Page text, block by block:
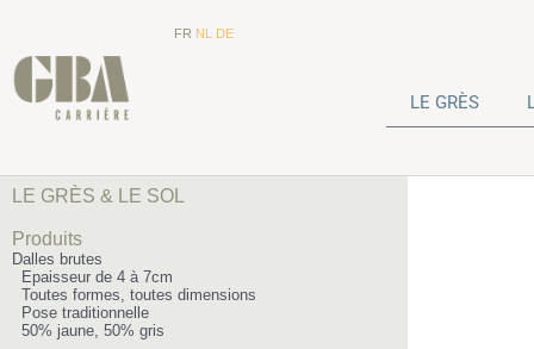
FR NL DE
LE GRÈS
LE GRÈS & LE SOL
Produits
Dalles brutes
Epaisseur de 4 à 7cm
Toutes formes, toutes dimensions
Pose traditionnelle
50% jaune, 50% gris